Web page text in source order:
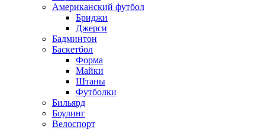
Американский футбол
Бриджи
Джерси
Бадминтон
Баскетбол
Форма
Майки
Штаны
Футболки
Бильярд
Боулинг
Велоспорт